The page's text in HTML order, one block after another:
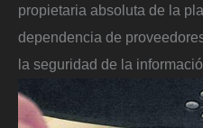
propietaria absoluta de la
dependencia de
la seguridad de la